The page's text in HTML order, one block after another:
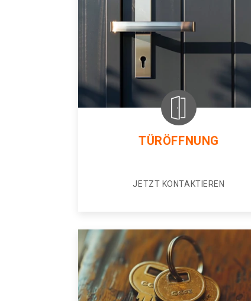
TÜRÖFFNUNG
JETZT KONTAKTIEREN